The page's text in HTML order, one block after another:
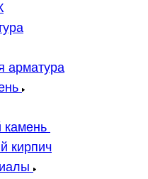
арматура
камень
кирпич